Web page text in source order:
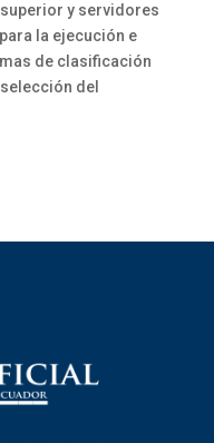
y servidores
la ejecución e
de clasificación
del